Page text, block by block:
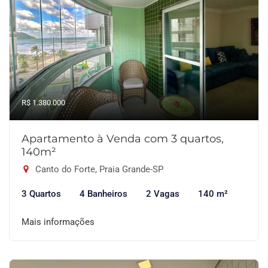
R$ 1.380.000
Apartamento à Venda com 3 quartos,
140m²
Canto do Forte, Praia Grande-SP
3 Quartos 4 Banheiros 2 Vagas 140 m²
Mais informações